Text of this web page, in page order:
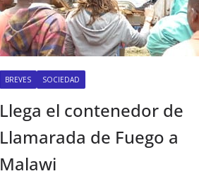
BREVES SOCIEDAD
Llega el contenedor de
Llamarada de Fuego a
Malawi